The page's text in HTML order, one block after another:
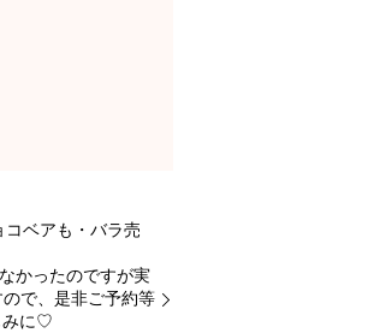
ベアも・バラ売
かったのですが実
で、是非ご予約等
みに♡